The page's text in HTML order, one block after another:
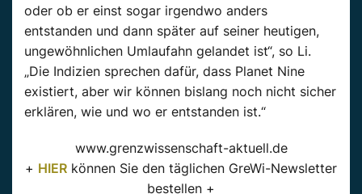
oder ob er einst sogar irgendwo anders
entstanden und dann später auf seiner heutigen,
ungewöhnlichen Umlaufahn gelandet ist“, so Li.
„Die Indizien sprechen dafür, dass Planet Nine
existiert, aber wir können bislang noch nicht sicher
erklären, wie und wo er entstanden ist.“
www.grenzwissenschaft-aktuell.de
+ HIER können Sie den täglichen GreWi-Newsletter
bestellen +